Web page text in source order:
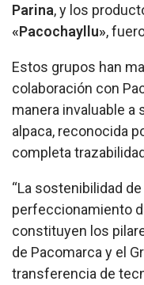
Parina, y los
«Pacochayllu»,
Estos grupos han
colaboración con
manera invaluable a
alpaca, reconocida
completa
“La sostenibilidad
perfeccionamiento
constituyen los
de Pacomarca y el
transferencia de